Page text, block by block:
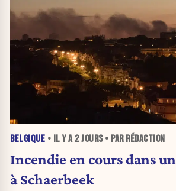
BELGIQUE • IL Y A 2 JOURS• PAR RÉDACTION
Incendie en cours dans
à Schaerbeek